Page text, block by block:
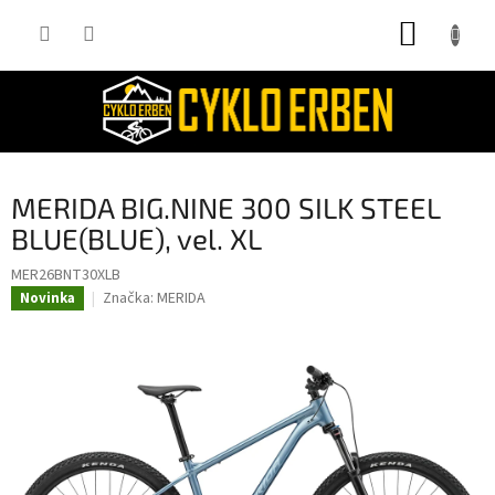
MERIDA BIG.NINE 300 SILK STEEL
BLUE(BLUE), vel. XL
MER26BNT30XLB
Novinka Značka: MERIDA